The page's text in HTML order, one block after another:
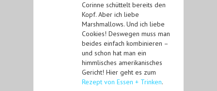
Corinne schüttelt bereits den
Kopf. Aber ich liebe
Marshmallows. Und ich liebe
Cookies! Deswegen muss man
beides einfach kombinieren –
und schon hat man ein
himmlisches amerikanisches
Gericht! Hier geht es zum
Rezept von Essen + Trinken.